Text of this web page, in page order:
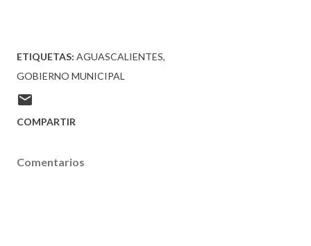
ETIQUETAS: AGUASCALIENTES
GOBIERNO MUNICIPAL
COMPARTIR
Comentarios